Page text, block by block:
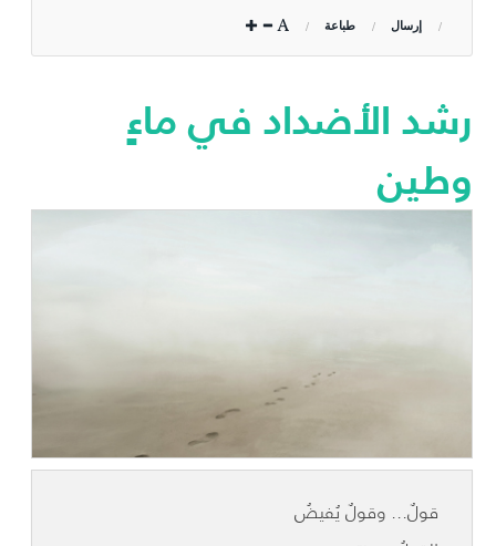
إرسال طباعة
رشد الأضداد في ماءٍ
وطين
قولٌ... وقولٌ يُفيضُ